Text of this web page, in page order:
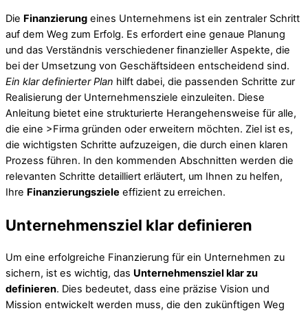
Die Finanzierung eines Unternehmens ist ein zentraler Schritt
auf dem Weg zum Erfolg. Es erfordert eine genaue Planung
und das Verständnis verschiedener finanzieller Aspekte, die
bei der Umsetzung von Geschäftsideen entscheidend sind.
Ein klar definierter Plan hilft dabei, die passenden Schritte zur
Realisierung der Unternehmensziele einzuleiten. Diese
Anleitung bietet eine strukturierte Herangehensweise für alle,
die eine >Firma gründen oder erweitern möchten. Ziel ist es,
die wichtigsten Schritte aufzuzeigen, die durch einen klaren
Prozess führen. In den kommenden Abschnitten werden die
relevanten Schritte detailliert erläutert, um Ihnen zu helfen,
Ihre Finanzierungsziele effizient zu erreichen.
Unternehmensziel klar definieren
Um eine erfolgreiche Finanzierung für ein Unternehmen zu
sichern, ist es wichtig, das Unternehmensziel klar zu
definieren. Dies bedeutet, dass eine präzise Vision und
Mission entwickelt werden muss, die den zukünftigen Weg